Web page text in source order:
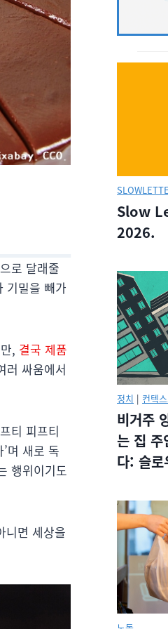
로 달래줄
기밀을 빼가
, 결국 제품
러 싸움에서
티 피프티
며 새로 독
행위이기도
니면 세상을
Slow
2026.
정치 | 컨텍
비거주
는 집 주
다: 슬